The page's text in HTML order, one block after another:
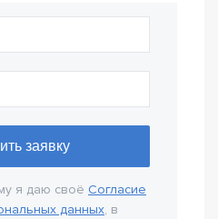
я даю своё Согласие
данных, в